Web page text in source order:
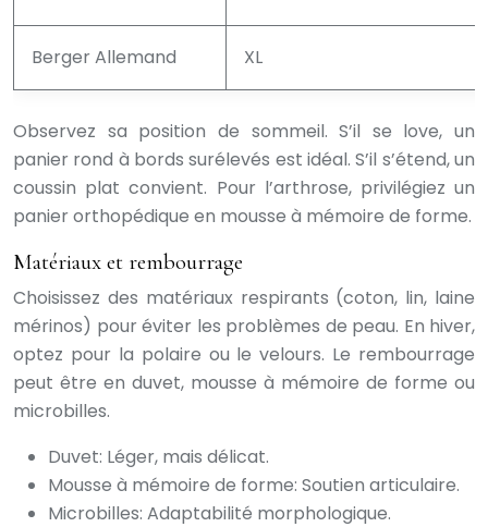
Berger Allemand XL
Observez sa position de sommeil. S’il se love, un
panier rond à bords surélevés est idéal. S’il s’étend, un
coussin plat convient. Pour l’arthrose, privilégiez un
panier orthopédique en mousse à mémoire de forme.
Matériaux et rembourrage
Choisissez des matériaux respirants (coton, lin, laine
mérinos) pour éviter les problèmes de peau. En hiver,
optez pour la polaire ou le velours. Le rembourrage
peut être en duvet, mousse à mémoire de forme ou
microbilles.
Duvet: Léger, mais délicat.
Mousse à mémoire de forme: Soutien articulaire.
Microbilles: Adaptabilité morphologique.